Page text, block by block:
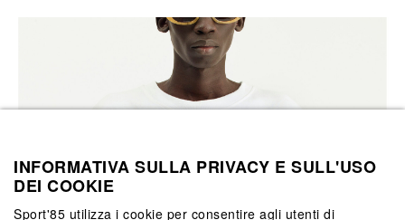
INFORMATIVA SULLA PRIVACY E SULL'USO
DEI COOKIE
Sport'85 utilizza i cookie per consentire agli utenti di